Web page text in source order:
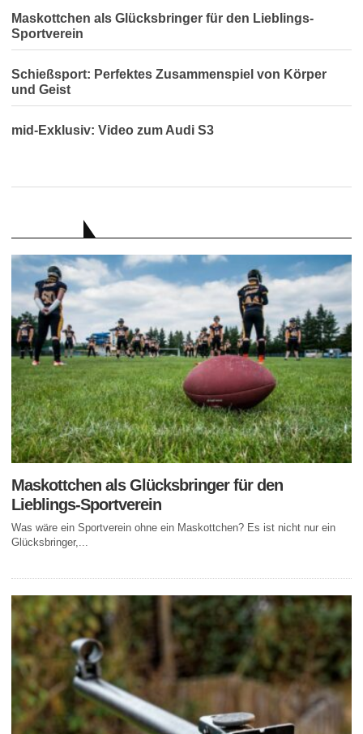
Maskottchen als Glücksbringer für den Lieblings-
Sportverein
Schießsport: Perfektes Zusammenspiel von Körper
und Geist
mid-Exklusiv: Video zum Audi S3
Maskottchen als Glücksbringer für den
Lieblings-Sportverein
Was wäre ein Sportverein ohne ein Maskottchen? Es ist nicht nur ein
Glücksbringer,...